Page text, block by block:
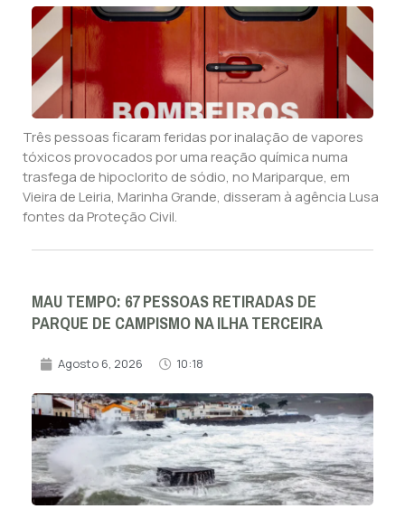
Três pessoas ficaram feridas por inalação de vapores
tóxicos provocados por uma reação química numa
trasfega de hipoclorito de sódio, no Mariparque, em
Vieira de Leiria, Marinha Grande, disseram à agência Lusa
fontes da Proteção Civil.
MAU TEMPO: 67 PESSOAS RETIRADAS DE
PARQUE DE CAMPISMO NA ILHA TERCEIRA
Agosto 6, 2026 10:18